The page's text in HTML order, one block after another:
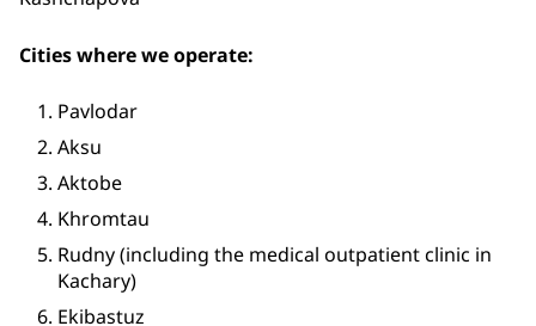
Cities where we operate​:
Pavlodar
Aksu
Aktobe
Khromtau
Rudny (including the medical outpatient clinic in
Kachary)
Ekibastuz